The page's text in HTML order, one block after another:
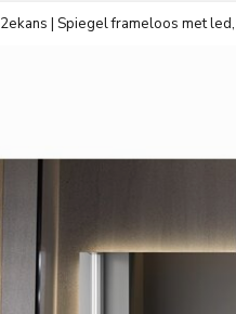
2ekans | Spiegel frameloos met